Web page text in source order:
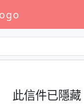
此信件已隱藏